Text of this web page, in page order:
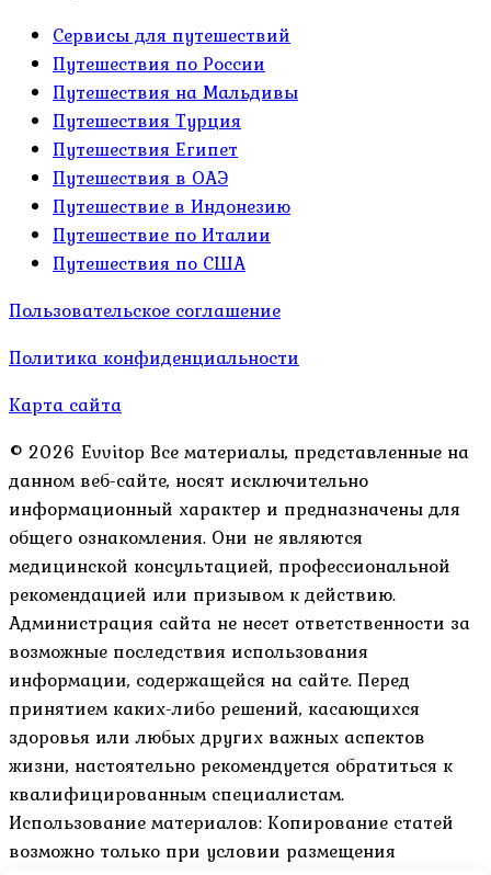
Сервисы для путешествий
Путешествия по России
Путешествия на Мальдивы
Путешествия Турция
Путешествия Египет
Путешествия в ОАЭ
Путешествие в Индонезию
Путешествие по Италии
Путешествия по США
Пользовательское соглашение
Политика конфиденциальности
Карта сайта
© 2026 Evvitop Все материалы, представленные на
данном веб-сайте, носят исключительно
информационный характер и предназначены для
общего ознакомления. Они не являются
медицинской консультацией, профессиональной
рекомендацией или призывом к действию.
Администрация сайта не несет ответственности за
возможные последствия использования
информации, содержащейся на сайте. Перед
принятием каких-либо решений, касающихся
здоровья или любых других важных аспектов
жизни, настоятельно рекомендуется обратиться к
квалифицированным специалистам.
Использование материалов: Копирование статей
возможно только при условии размещения